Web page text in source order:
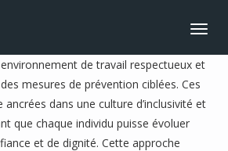
LOGIN
environnement de travail respectueux et
mesures de prévention ciblées. Ces
dans une culture d’inclusivité et
que chaque individu puisse évoluer
et de dignité. Cette approche